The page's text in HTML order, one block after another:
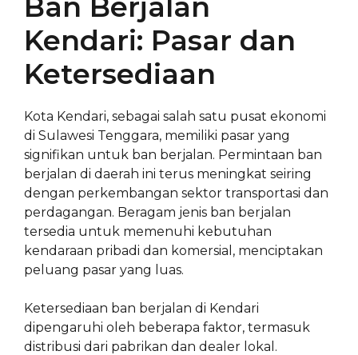
Kendari: Pasar dan
Ketersediaan
Kota Kendari, sebagai salah satu pusat ekonomi
di Sulawesi Tenggara, memiliki pasar yang
signifikan untuk ban berjalan. Permintaan ban
berjalan di daerah ini terus meningkat seiring
dengan perkembangan sektor transportasi dan
perdagangan. Beragam jenis ban berjalan
tersedia untuk memenuhi kebutuhan
kendaraan pribadi dan komersial, menciptakan
peluang pasar yang luas.
Ketersediaan ban berjalan di Kendari
dipengaruhi oleh beberapa faktor, termasuk
distribusi dari pabrikan dan dealer lokal.